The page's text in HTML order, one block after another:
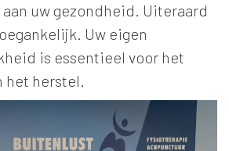
uw gezondheid. Uiteraard
Uw eigen
is essentieel voor het
het herstel.